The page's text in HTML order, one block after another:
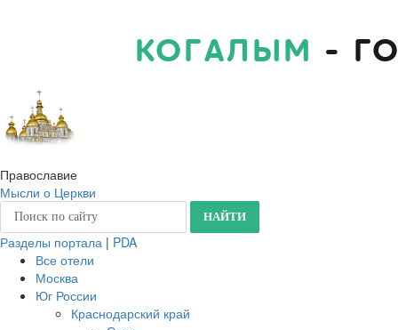
КОГАЛЫМ -
Православие
Мысли о Церкви
Разделы портала | PDA
Все отели
Москва
Юг России
Краснодарский край